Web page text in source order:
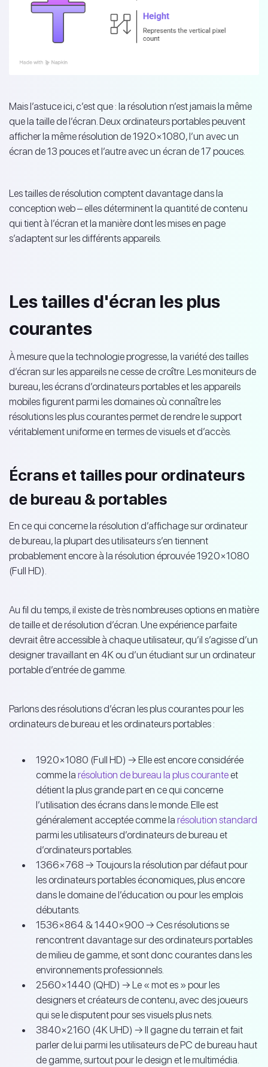
Mais l’astuce ici, c’est que : la résolution n’est jamais la même
que la taille de l’écran. Deux ordinateurs portables peuvent
afficher la même résolution de 1920×1080, l’un avec un
écran de 13 pouces et l’autre avec un écran de 17 pouces.
Les tailles de résolution comptent davantage dans la
conception web – elles déterminent la quantité de contenu
qui tient à l’écran et la manière dont les mises en page
s’adaptent sur les différents appareils.
Les tailles d'écran les plus
courantes
À mesure que la technologie progresse, la variété des tailles
d’écran sur les appareils ne cesse de croître. Les moniteurs de
bureau, les écrans d’ordinateurs portables et les appareils
mobiles figurent parmi les domaines où connaître les
résolutions les plus courantes permet de rendre le support
véritablement uniforme en termes de visuels et d’accès.
Écrans et tailles pour ordinateurs
de bureau & portables
En ce qui concerne la résolution d’affichage sur ordinateur
de bureau, la plupart des utilisateurs s’en tiennent
probablement encore à la résolution éprouvée 1920×1080
(Full HD).
Au fil du temps, il existe de très nombreuses options en matière
de taille et de résolution d’écran. Une expérience parfaite
devrait être accessible à chaque utilisateur, qu’il s’agisse d’un
designer travaillant en 4K ou d’un étudiant sur un ordinateur
portable d’entrée de gamme.
Parlons des résolutions d’écran les plus courantes pour les
ordinateurs de bureau et les ordinateurs portables :
1920×1080 (Full HD) → Elle est encore considérée
comme la résolution de bureau la plus courante et
détient la plus grande part en ce qui concerne
l’utilisation des écrans dans le monde. Elle est
généralement acceptée comme la résolution standard
parmi les utilisateurs d’ordinateurs de bureau et
d’ordinateurs portables.
1366×768 → Toujours la résolution par défaut pour
les ordinateurs portables économiques, plus encore
dans le domaine de l’éducation ou pour les emplois
débutants.
1536×864 & 1440×900 → Ces résolutions se
rencontrent davantage sur des ordinateurs portables
de milieu de gamme, et sont donc courantes dans les
environnements professionnels.
2560×1440 (QHD) → Le « mot es » pour les
designers et créateurs de contenu, avec des joueurs
qui se le disputent pour ses visuels plus nets.
3840×2160 (4K UHD) → Il gagne du terrain et fait
parler de lui parmi les utilisateurs de PC de bureau haut
de gamme, surtout pour le design et le multimédia.